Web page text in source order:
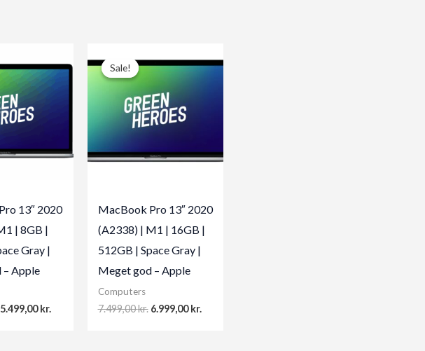
13″ 2020
| 8GB |
Gray |
Apple
Original
5.499,00kr.
Sale!
Sale!
MacBook Pro 13″ 2020
(A2338) | M1 | 16GB |
512GB | Space Gray |
Meget god – Apple
Computers
7.499,00kr. Original
6.999,00kr.